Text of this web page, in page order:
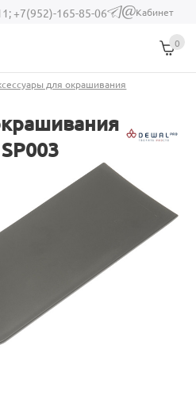
+7(952)-165-85-06
(link sends e-
Кабинет
0
для окрашивания